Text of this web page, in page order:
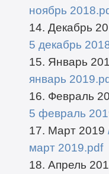
ноябрь
14. Декабрь
5 декабрь
15. Январь
январь
16. Февраль
5 февраль
17. Март 2019
март 2019.pdf
18. Апрель